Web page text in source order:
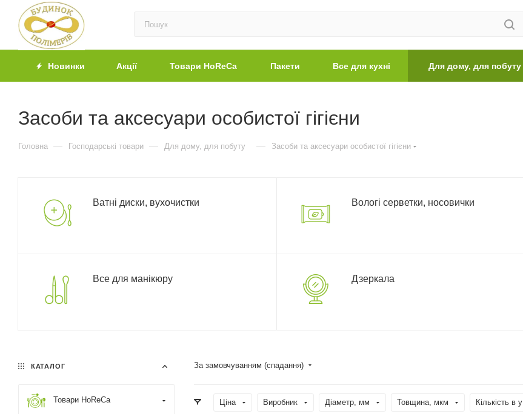
Новинки Акції Товари HoReCa Пакети Все для кухні Для дому, для побуту
Засоби та аксесуари особистої гігієни
Головна — Господарські товари — Для дому, для побуту — Засоби та аксесуари особистої гігієни
Ватні диски, вухочистки Вологі серветки, носовички
Все для манікюру Дзеркала
За замовчуванням (спадання)
Ціна Виробник Діаметр, мм Товщина, мкм Кількість в
КАТАЛОГ
Товари HoReCa